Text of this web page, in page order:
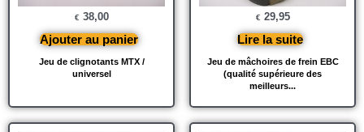
Jeu de clignotants MTX /
universel
€ 38,00
Ajouter au panier
Jeu de mâchoires de frein EBC
(qualité supérieure des
meilleurs...
€ 29,95
Lire la suite